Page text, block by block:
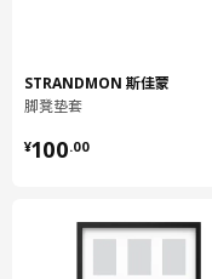
STRANDMON 斯佳蒙
脚凳垫套
¥100.00
¥ 100.00